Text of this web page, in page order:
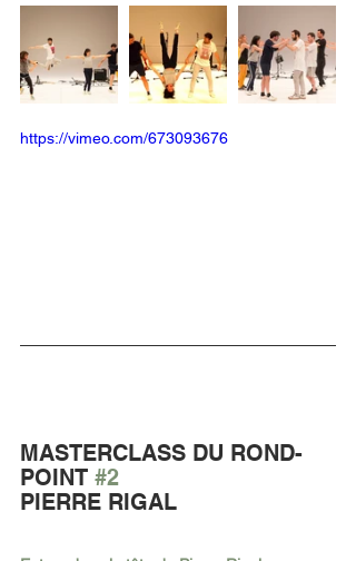
https://vimeo.com/673093676
MASTERCLASS DU ROND-
POINT #2
PIERRE RIGAL